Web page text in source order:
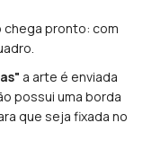
chega pronto: com
a arte é enviada
possui uma borda
que seja fixada no